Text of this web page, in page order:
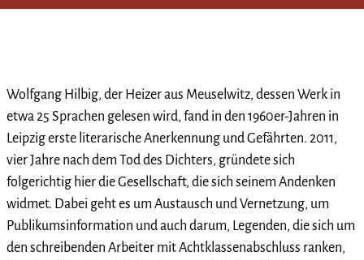
Wolfgang Hilbig, der Heizer aus Meuselwitz, dessen Werk in
etwa 25 Sprachen gelesen wird, fand in den 1960er-Jahren in
Leipzig erste literarische Anerkennung und Gefährten. 2011,
vier Jahre nach dem Tod des Dichters, gründete sich
folgerichtig hier die Gesellschaft, die sich seinem Andenken
widmet. Dabei geht es um Austausch und Vernetzung, um
Publikumsinformation und auch darum, Legenden, die sich um
den schreibenden Arbeiter mit Achtklassenabschluss ranken,